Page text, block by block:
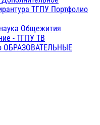
ТГПУ Портфолио
Общежития
- ТГПУ ТВ
ОБРАЗОВАТЕЛЬНЫЕ